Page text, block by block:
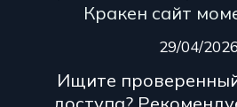
Кракен сайт
29/04/2026
Ищите